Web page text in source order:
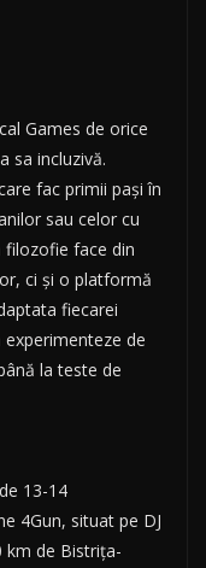
Games de orice
sa incluzivă.
fac primii pași în
sau celor cu
filozofie face din
ci și o platformă
fiecarei
de
la teste de
13-14
4Gun, situat pe DJ
km de Bistrița-